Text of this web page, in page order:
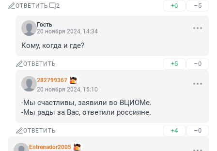
ОТВЕТИТЬ 2 +0 –5
Гость
20 ноября 2024, 14:34
Кому, когда и где?
ОТВЕТИТЬ +5 –0
282799367
20 ноября 2024, 15:10
-Мы счастливы, заявили во ВЦИОМе.
-Мы рады за Вас, ответили россияне.
ОТВЕТИТЬ +4 –0
Entrenador2005